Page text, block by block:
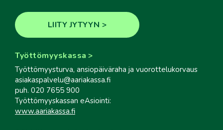
LIITY JYTYYN
Työttömyyskassa
Työttömyysturva, ansiopäiväraha ja vuorottelukorvaus
asiakaspalvelu@aariakassa.fi
puh. 020 7655 900
Työttömyyskassan eAsiointi:
www.aariakassa.fi